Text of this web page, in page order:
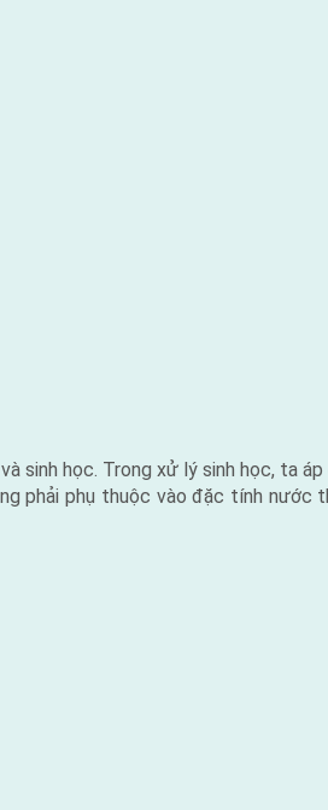
sinh học. Trong xử lý sinh học, ta áp
phải phụ thuộc vào đặc tính nước